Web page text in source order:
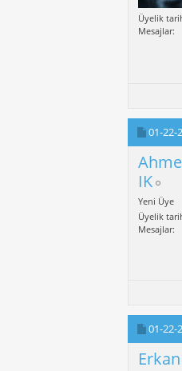
Üyelik
Mesajlar
01-22-
IK
Yeni Üye
Üyelik
Mesajlar
01-22-